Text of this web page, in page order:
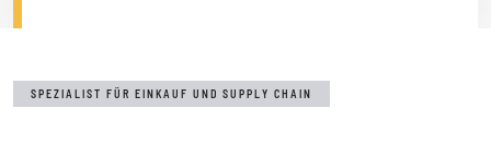
SPEZIALIST FÜR EINKAUF UND SUPPLY CHAIN